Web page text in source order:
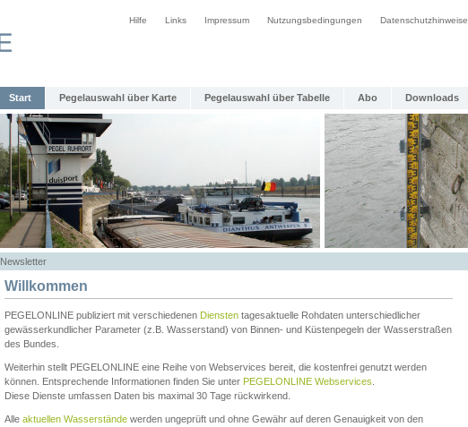
Hilfe Links Impressum Nutzungsbedingungen Datenschutzhinweise
Start Pegelauswahl über Karte Pegelauswahl über Tabelle Abo Downloads
Newsletter
Willkommen
PEGELONLINE publiziert mit verschiedenen Diensten tagesaktuelle Rohdaten unterschiedlicher
gewässerkundlicher Parameter (z.B. Wasserstand) von Binnen- und Küstenpegeln der Wasserstraßen
des Bundes.
Weiterhin stellt PEGELONLINE eine Reihe von Webservices bereit, die kostenfrei genutzt werden
können. Entsprechende Informationen finden Sie unter PEGELONLINE Webservices
Diese Dienste umfassen Daten bis maximal 30 Tage rückwirkend.
Alle aktuellen Wasserstände werden ungeprüft und ohne Gewähr auf deren Genauigkeit von den